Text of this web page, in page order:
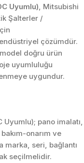
Uyumlu), Mitsubishi
Şalterler /
çözümdür.
doğru ürün
uyumluluğu
uygundur.
Uyumlu); pano imalatı,
onarım ve
marka, seri, bağlantı
seçilmelidir.